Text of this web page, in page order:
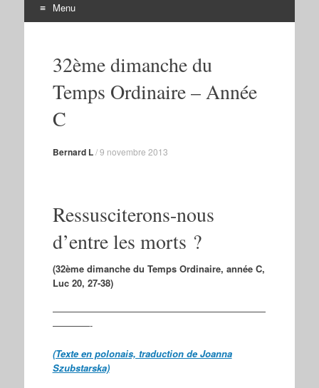
Menu
contenu32ème dimanche du
Temps Ordinaire – Année
C
Bernard L/9 novembre 2013
Ressusciterons-nous
d’entre les morts ?
(32ème dimanche du Temps Ordinaire, année C,
Luc 20, 27-38)
———————————————————————
————-
(Texte en polonais, traduction de Joanna
Szubstarska)